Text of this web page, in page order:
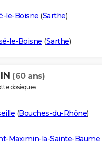
le-Boisne (Sarthe)
le-Boisne (Sarthe)
(60 ans)
obsèques
(Bouches-du-Rhône)
Maximin-la-Sainte-Baume